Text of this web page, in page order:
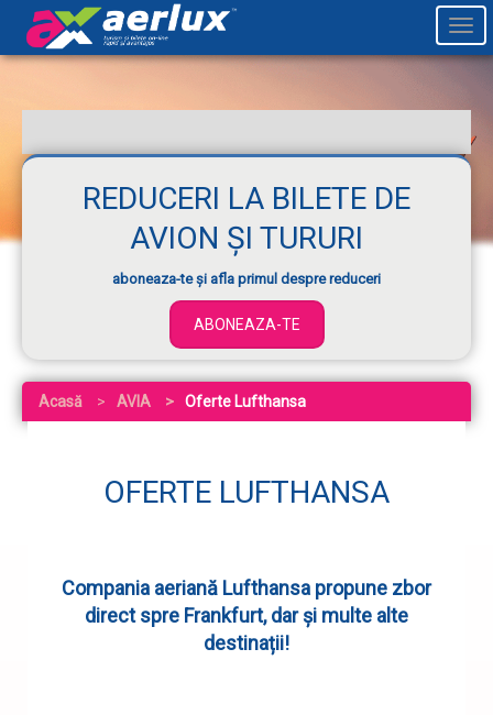
REDUCERI LA BILETE DE
AVION ȘI TURURI
aboneaza-te și afla primul despre reduceri
ABONEAZA-TE
Acasă AVIA Oferte Lufthansa
OFERTE LUFTHANSA
Compania aeriană Lufthansa propune zbor
direct spre Frankfurt, dar și multe alte
destinații!